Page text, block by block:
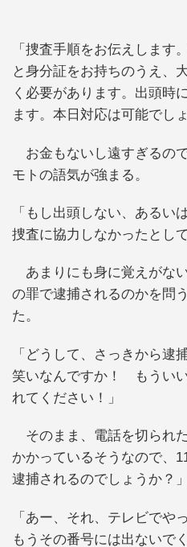
「捜査手順をお伝えします
と身分証をお持ちのうえ、
く必要があります。出頭時
ます。本日対応は可能でし
お金もないし遠すぎるの
モトの語気が強まる。
「もし出頭しない、あるい
捜査に協力しなかったとし
あまりにも身に覚えがな
の罪で逮捕されるのかを問
た。
「どうして、さっきから逮
笑いなんですか！ もうい
れてください！」
そのまま、電話を切られ
かかっているそうなので、
逮捕されるのでしょうか？
「あー、それ、テレビでや
もうその番号には出ないで